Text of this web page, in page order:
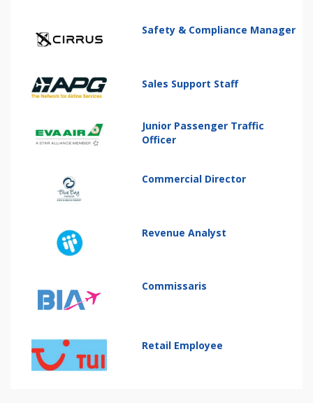
Safety & Compliance Manager
Sales Support Staff
Junior Passenger Traffic
Officer
Commercial Director
Revenue Analyst
Commissaris
Retail Employee